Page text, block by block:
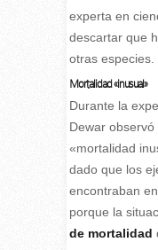
experta en
descartar que
otras especies.
Mortalidad «inusual»
Durante la
Dewar
«mortalidad
dado que los
encontraban
porque la
de mortalidad